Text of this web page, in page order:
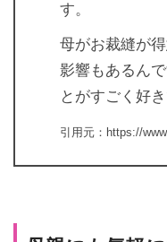
す。
母がお裁縫が
影響もあるん
とがすごく好き
引用元：https://